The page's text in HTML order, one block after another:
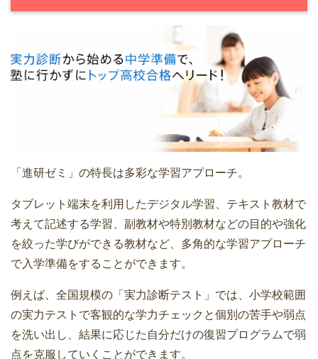
「進研ゼミ」の特長は多彩な学習アプローチ。
タブレット端末を利用したデジタル学習、テキスト教材で
考えて記述する学習、副教材や特別教材などの目的や強化
を絞った学びができる教材など、多角的な学習アプローチ
で入学準備をすることができます。
例えば、全国規模の「実力診断テスト」では、小学校範囲
の実力テストで客観的な学力チェックと個別の苦手や弱点
を洗い出し、結果に応じた自分だけの復習プログラムで弱
点を克服していくことができます。